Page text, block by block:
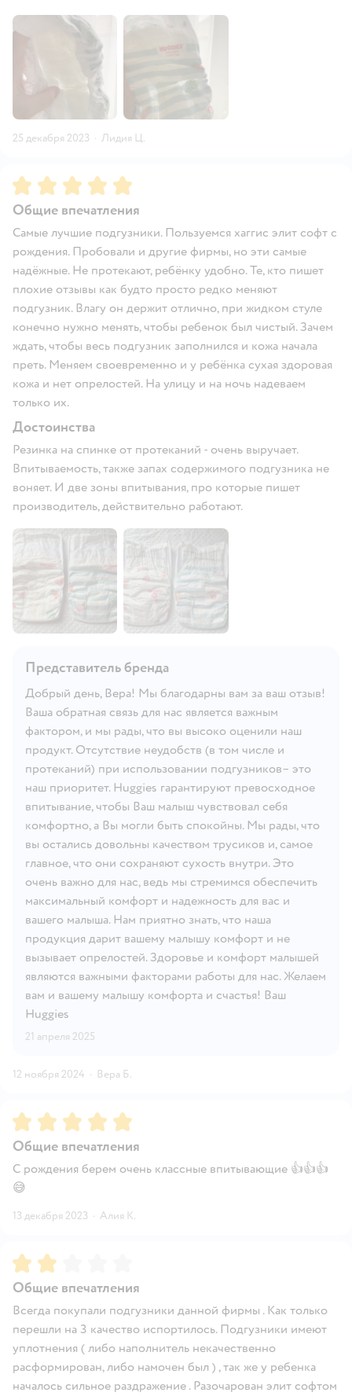
25 декабря 2023 · Лидия Ц.
Рейтинг:5
Общие впечатления
Самые лучшие подгузники. Пользуемся хаггис элит софт с
рождения. Пробовали и другие фирмы, но эти самые
надёжные. Не протекают, ребёнку удобно. Те, кто пишет
плохие отзывы как будто просто редко меняют
подгузник. Влагу он держит отлично, при жидком стуле
конечно нужно менять, чтобы ребенок был чистый. Зачем
ждать, чтобы весь подгузник заполнился и кожа начала
преть. Меняем своевременно и у ребёнка сухая здоровая
кожа и нет опрелостей. На улицу и на ночь надеваем
только их.
Достоинства
Резинка на спинке от протеканий - очень выручает.
Впитываемость, также запах содержимого подгузника не
воняет. И две зоны впитывания, про которые пишет
производитель, действительно работают.
Представитель бренда
Добрый день, Вера! Мы благодарны вам за ваш отзыв!
Ваша обратная связь для нас является важным
фактором, и мы рады, что вы высоко оценили наш
продукт. Отсутствие неудобств (в том числе и
протеканий) при использовании подгузников– это
наш приоритет. Huggies гарантируют превосходное
впитывание, чтобы Ваш малыш чувствовал себя
комфортно, а Вы могли быть спокойны. Мы рады, что
вы остались довольны качеством трусиков и, самое
главное, что они сохраняют сухость внутри. Это
очень важно для нас, ведь мы стремимся обеспечить
максимальный комфорт и надежность для вас и
вашего малыша. Нам приятно знать, что наша
продукция дарит вашему малышу комфорт и не
вызывает опрелостей. Здоровье и комфорт малышей
являются важными факторами работы для нас. Желаем
вам и вашему малышу комфорта и счастья! Ваш
Huggies
21 апреля 2025
12 ноября 2024 · Вера Б.
Рейтинг:5
Общие впечатления
С рождения берем очень классные впитывающие 👍👍👍
😅
13 декабря 2023 · Алия К.
Рейтинг:
Общие впечатления
Всегда покупали подгузники данной фирмы . Как только
перешли на 3 качество испортилось. Подгузники имеют
уплотнения ( либо наполнитель некачественно
расформирован, либо намочен был ) , так же у ребенка
началось сильное раздражение . Разочарован элит софтом